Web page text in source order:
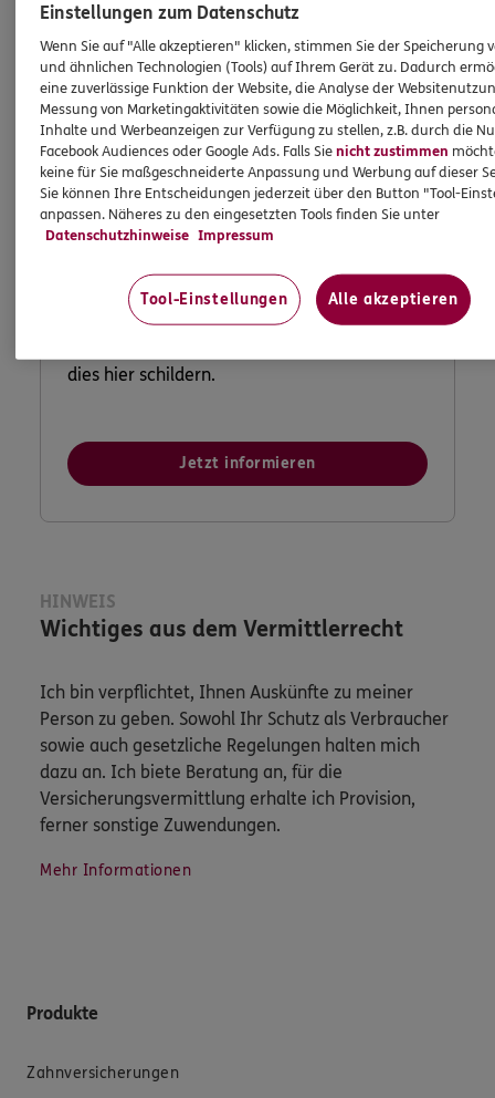
Lob und Beschwerden
Waren Sie zufrieden mit uns? Oder waren Sie
dies hier schildern.
Jetzt informieren
HINWEIS
Wichtiges aus dem Vermittlerrecht
Ich bin verpflichtet, Ihnen Auskünfte zu meiner
Person zu geben. Sowohl Ihr Schutz als Verbraucher
sowie auch gesetzliche Regelungen halten mich
dazu an. Ich biete Beratung an, für die
Versicherungsvermittlung erhalte ich Provision,
ferner sonstige Zuwendungen.
Mehr Informationen
Produkte
Zahnversicherungen
Einstellungen zum Datenschutz
Wenn Sie auf "Alle akzeptieren" klicken, stimmen Sie der Speicherung
und ähnlichen Technologien (Tools) auf Ihrem Gerät zu. Dadurch
eine zuverlässige Funktion der Website, die Analyse der
Messung von Marketingaktivitäten sowie die Möglichkeit, Ihnen
Inhalte und Werbeanzeigen zur Verfügung zu stellen, z.B. durch die
Facebook Audiences oder Google Ads. Falls Sienicht zustimmen
keine für Sie maßgeschneiderte Anpassung und Werbung auf dieser
Sie können Ihre Entscheidungen jederzeit über den Button "Tool-
anpassen. Näheres zu den eingesetzten Tools finden Sie unter
Datenschutzhinweise Impressum
Tool-Einstellungen Alle akzeptieren